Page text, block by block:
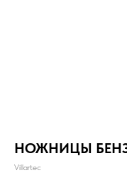
НОЖНИЦЫ
Villartec